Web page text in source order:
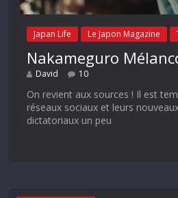
Japan Life Le Japon Magazine
Nakameguro
David 10
On revient aux sources ! Il est
réseaux sociaux et leurs
dictatoriaux un peu